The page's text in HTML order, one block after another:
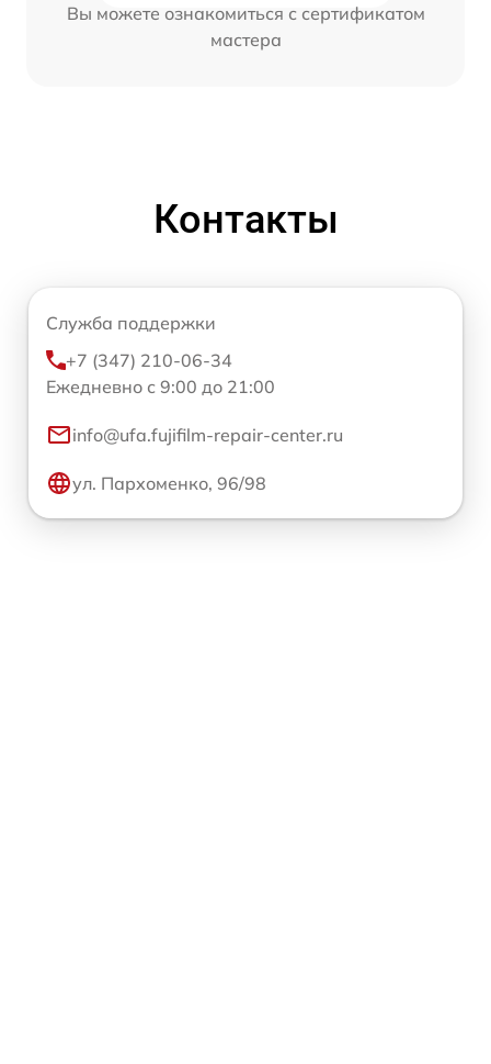
Вы можете ознакомиться с сертификатом
мастера
Контакты
Служба поддержки
+7 (347) 210-06-34
Ежедневно с 9:00 до 21:00
info@ufa.fujifilm-repair-center.ru
ул. Пархоменко, 96/98